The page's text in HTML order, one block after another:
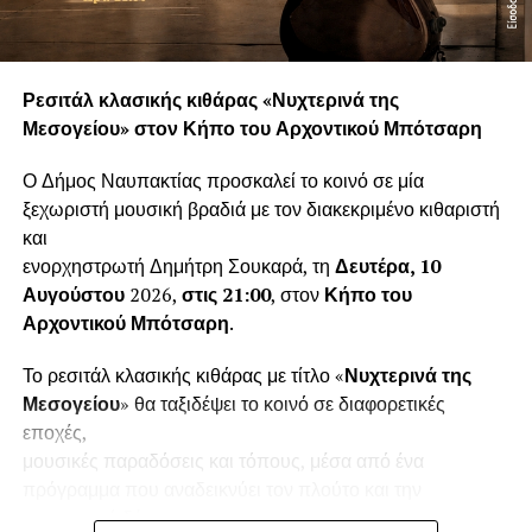
Ρεσιτάλ κλασικής κιθάρας «Νυχτερινά της
Μεσογείου» στον Κήπο του Αρχοντικού Μπότσαρη
Ο Δήμος Ναυπακτίας προσκαλεί το κοινό σε μία
ξεχωριστή μουσική βραδιά με τον διακεκριμένο κιθαριστή
και
ενορχηστρωτή Δημήτρη Σουκαρά, τη Δευτέρα, 10
Αυγούστου2026, στις 21:00, στον Κήπο του
Αρχοντικού Μπότσαρη.
Το ρεσιτάλ κλασικής κιθάρας με τίτλο «Νυχτερινά της
Μεσογείου» θα ταξιδέψει το κοινό σε διαφορετικές
εποχές,
μουσικές παραδόσεις και τόπους, μέσα από ένα
εκφραστική δύναμη της